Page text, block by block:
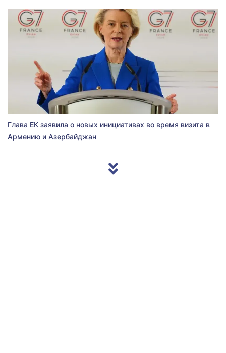
Глава ЕК заявила о новых инициативах во время визита в
Армению и Азербайджан